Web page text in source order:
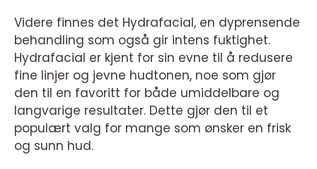
Videre finnes det Hydrafacial, en dyprensende
behandling som også gir intens fuktighet.
Hydrafacial er kjent for sin evne til å redusere
fine linjer og jevne hudtonen, noe som gjør
den til en favoritt for både umiddelbare og
langvarige resultater. Dette gjør den til et
populært valg for mange som ønsker en frisk
og sunn hud.